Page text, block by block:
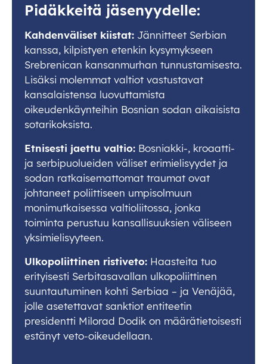
Pidäkkeitä jäsenyydelle:
Kahdenväliset kiistat: Jännitteet Serbian
kanssa, kilpistyen etenkin kysymykseen
Srebrenican kansanmurhan tunnustamisesta.
Lisäksi molemmat valtiot vastustavat
kansalaistensa luovuttamista
oikeudenkäynteihin Bosnian sodan aikaisista
sotarikoksista.
Etnisesti jaettu valtio:Bosniakki-, kroaatti-
ja serbipuolueiden väliset erimielisyydet ja
sodan ratkaisemattomat traumat ovat
johtaneet poliittiseen umpisolmuun
monimutkaisessa valtioliitossa, jonka
toiminta perustuu kansallisuuksien väliseen
yksimielisyyteen.
Ulkopoliittinen ristiveto: Haasteita tuo
erityisesti Serbitasavallan ulkopoliittinen
suuntautuminen kohti Serbiaa – ja Venäjää,
jolle asetettavat sanktiot entiteetin
presidentti Milorad Dodik on määrätietoisesti
estänyt veto-oikeudellaan.